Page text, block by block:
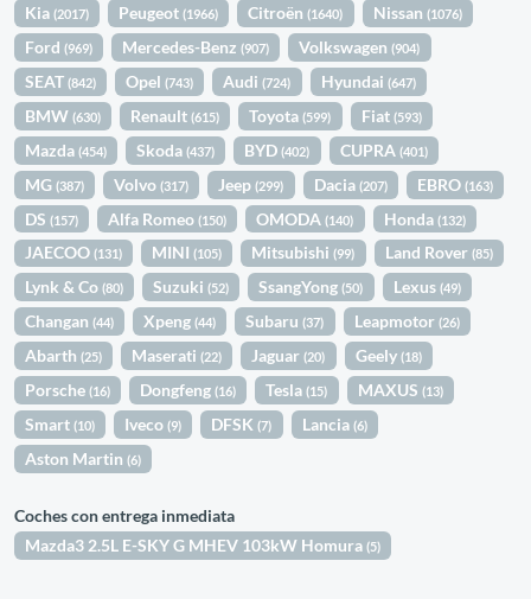
Kia(2017) Peugeot(1966) Citroën(1640) Nissan (1076)
Ford(969) Mercedes-Benz(907) Volkswagen(904)
SEAT(842) Opel(743) Audi(724) Hyundai (647)
BMW(630) Renault(615) Toyota(599) Fiat (593)
Mazda(454) Skoda(437) BYD(402) CUPRA (401)
MG(387) Volvo(317) Jeep(299) Dacia (207) EBRO (163)
DS(157) Alfa Romeo(150) OMODA(140) Honda (132)
JAECOO(131) MINI(105) Mitsubishi(99) Land Rover (85)
Lynk & Co(80) Suzuki(52) SsangYong(50) Lexus (49)
Changan(44) Xpeng(44) Subaru(37) Leapmotor (26)
Abarth(25) Maserati(22) Jaguar(20) Geely (18)
Porsche(16) Dongfeng(16) Tesla(15) MAXUS (13)
Smart(10) Iveco(9) DFSK(7) Lancia (6)
Aston Martin(6)
Coches con entrega inmediata
Mazda3 2.5L E-SKY G MHEV 103kW Homura(5)